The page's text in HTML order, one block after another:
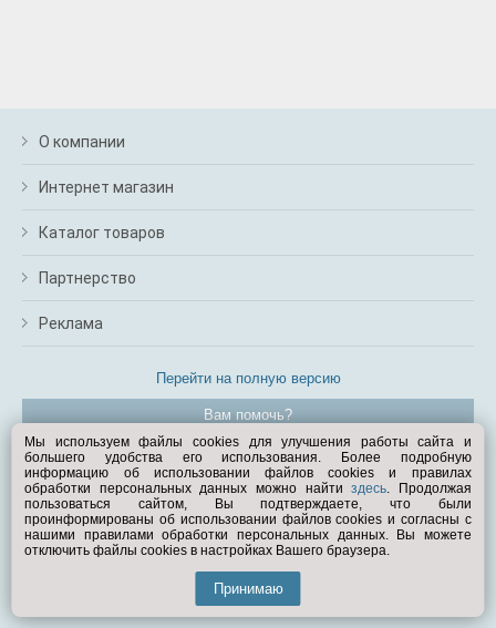
О компании
Интернет магазин
Каталог товаров
Партнерство
Реклама
Перейти на полную версию
Вам помочь?
© Exist.ru 1998—2026
Мы используем файлы cookies для улучшения работы сайта и
большего удобства его использования. Более подробную
информацию об использовании файлов cookies и правилах
обработки персональных данных можно найтиздесь. Продолжая
пользоваться сайтом, Вы подтверждаете, что были
проинформированы об использовании файлов cookies и согласны с
нашими правилами обработки персональных данных. Вы можете
отключить файлы cookies в настройках Вашего браузера.
Принимаю